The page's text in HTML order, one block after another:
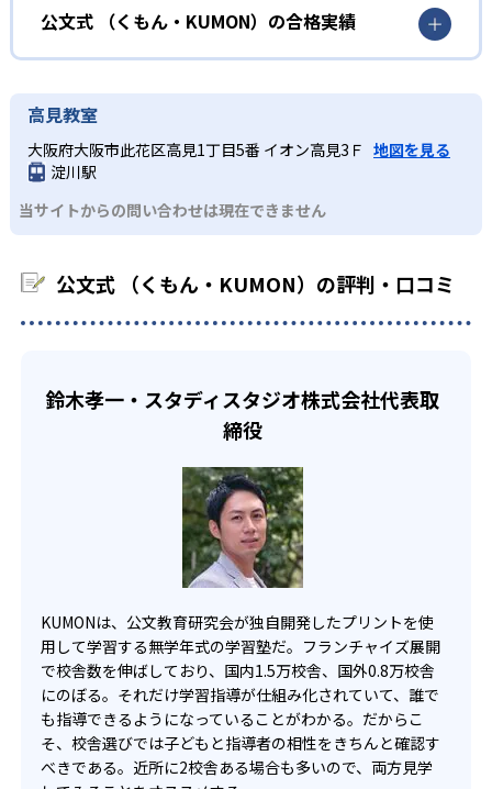
ルステップで進んでいけるよう工夫されている。このスタ
イルは子どもの学習意欲をかき立てるため、教えてもらう
という受け身の姿勢ではなく、自ら進んで学ぶ姿勢を身に
つけられるだろう。
また、自学学習スタイルで学ぶ子どもたちは、自らの学習
課題に気がつくようになる。学年を超えた範囲も学習でき
るため、早い時期から高校教材に進む生徒もいる。
03 フレキシブルな受講スタイル
でも週2回受講できる。そのため、部活や他の習い事で忙し
め、小学校に入ってもつまずきにくい学力を身につけられ
るだろう。
中学に向けて苦手教科を克服したい子ども向け
KUMONでは経験豊富な先生が、子どものやる気を引き出せ
るよう適切なヒントを与えたり、声かけをしたりしてい
少しずつ苦手意識を克服できるだろう。
部活や習い事と両立したい生徒向け
KUMONでは、一人ひとりの学習状況やスケジュールに合わ
宿題の量や進め方に関しては、いつでも気軽に相談可能
だ。
KUMONでは自学自習スタイルで勉強するため、集中力や目
標に向かって頑張りやり抜く力を育むことができる。ま
た、年齢や学年にとらわれずに自分の学力に相応したレベ
ルから学習できるため、難しすぎてやる気を損ねたり、簡
単すぎて退屈することもない。
どんなデメリットがある？
KUMONでは、中高生のクラスでも数学・英語・国語の3教
科に限られるため、その他の教科に関しては他塾を検討す
る必要があるだろう。
公文式 （くもん・KUMON）の合格実績
KUMONは、公式サイトでは合格実績は公開していない。志
わせたい。
高見教室
大阪府大阪市此花区高見1丁目5番 イオン高見3Ｆ 地図を見る
淀川駅
当サイトからの問い合わせは現在できません
公文式 （くもん・KUMON）の評判・口コミ
鈴木孝一・スタディスタジオ株式会社代表取
締役
KUMONは、公文教育研究会が独自開発したプリントを使
用して学習する無学年式の学習塾だ。フランチャイズ展開
で校舎数を伸ばしており、国内1.5万校舎、国外0.8万校舎
にのぼる。それだけ学習指導が仕組み化されていて、誰で
も指導できるようになっていることがわかる。だからこ
そ、校舎選びでは子どもと指導者の相性をきちんと確認す
べきである。近所に2校舎ある場合も多いので、両方見学